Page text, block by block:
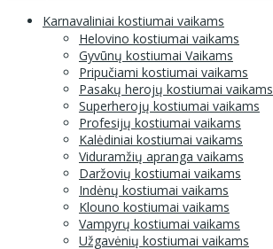
Karnavaliniai kostiumai vaikams
Helovino kostiumai vaikams
Gyvūnų kostiumai Vaikams
Pripučiami kostiumai vaikams
Pasakų herojų kostiumai vaikams
Superherojų kostiumai vaikams
Profesijų kostiumai vaikams
Kalėdiniai kostiumai vaikams
Viduramžių apranga vaikams
Daržovių kostiumai vaikams
Indėnų kostiumai vaikams
Klouno kostiumai vaikams
Vampyrų kostiumai vaikams
Užgavėnių kostiumai vaikams